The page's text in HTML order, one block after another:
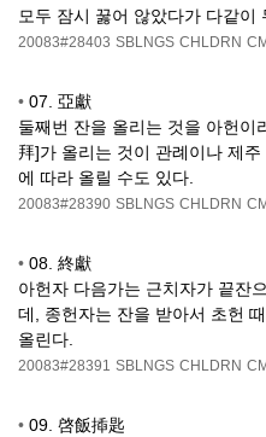
모두 잠시 꿇어 않았다가 다같이
20083#28403 SBLNGS CHLDRN
• 07. 亞獻
둘째번 잔을 올리는 것을 아헌이
拜]가 올리는 것이 관례이나 제
에 따라 올릴 수도 있다.
20083#28390 SBLNGS CHLDRN
• 08. 終獻
아헌자 다음가는 근치자가 끝잔
데, 종헌자는 잔을 받아서 초헌
올린다.
20083#28391 SBLNGS CHLDRN
• 09. 啓飯揷匙